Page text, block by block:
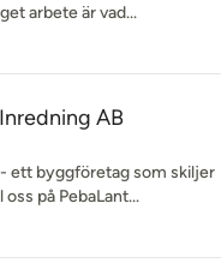
arbete är vad...
AB
ett byggföretag som skiljer
på PebaLant...